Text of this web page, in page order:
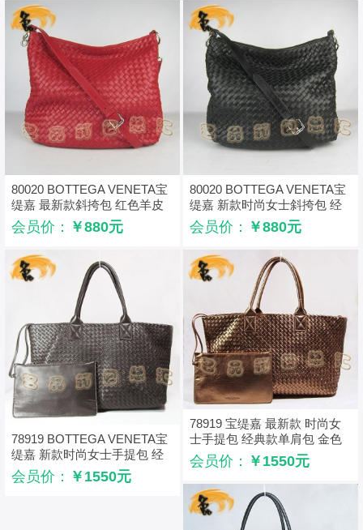
80020 BOTTEGA VENETA宝
缇嘉 最新款斜挎包 红色羊皮
编织单肩包 时尚女包
会员价： ￥880元
80020 BOTTEGA VENETA宝
缇嘉 新款时尚女士斜挎包 经
典款羊皮编织单肩包
会员价： ￥880元
78919 BOTTEGA VENETA宝
缇嘉 新款时尚女士手提包 经
典款编织单肩包
会员价： ￥1550元
78919 宝缇嘉 最新款 时尚女
士手提包 经典款单肩包 金色
编织手袋
会员价： ￥1550元